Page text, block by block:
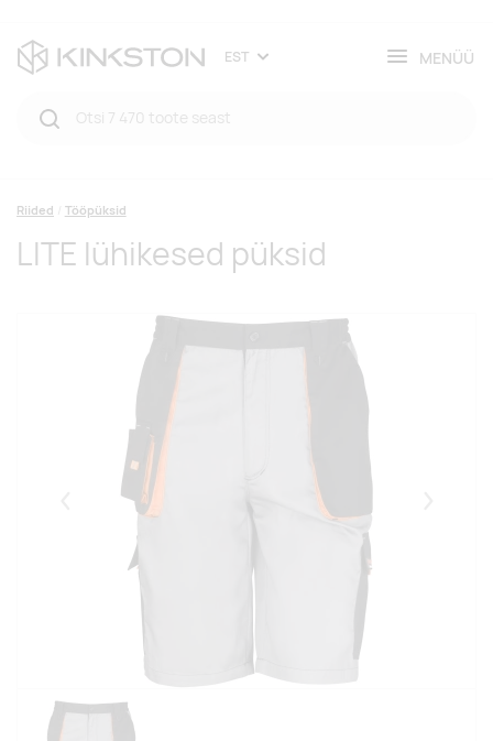
EST MENÜÜ
Riided Tööpüksid
LITE lühikesed püksid